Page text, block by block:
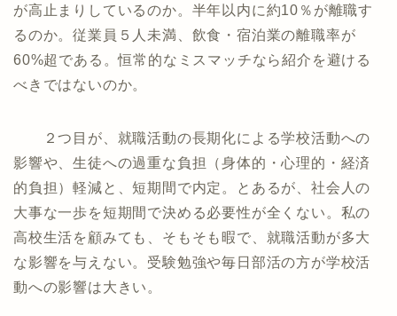
が高止まりしているのか。半年以内に約10％が離職す
るのか。従業員５人未満、飲食・宿泊業の離職率が
60%超である。恒常的なミスマッチなら紹介を避ける
べきではないのか。
２つ目が、就職活動の長期化による学校活動への
影響や、生徒への過重な負担（身体的・心理的・経済
的負担）軽減と、短期間で内定。とあるが、社会人の
大事な一歩を短期間で決める必要性が全くない。私の
高校生活を顧みても、そもそも暇で、就職活動が多大
な影響を与えない。受験勉強や毎日部活の方が学校活
動への影響は大きい。